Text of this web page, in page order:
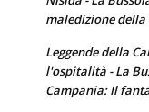
maledizione della
Leggende della
l'ospitalità - La
Campania: Il